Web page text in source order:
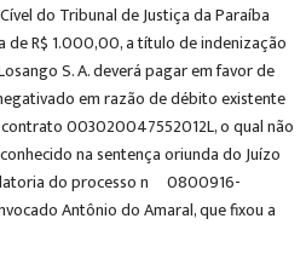
do Tribunal de Justiça da Paraíba
de R$ 1.000,00, a título de indenização
S. A. deverá pagar em favor de
em razão de débito existente
003020047552012L, o qual não
na sentença oriunda do Juízo
do processo nº 0800916-
Antônio do Amaral, que fixou a